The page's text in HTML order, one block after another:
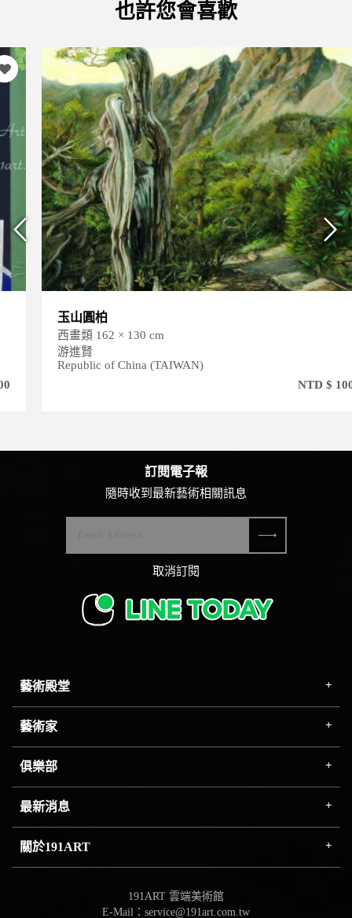
也許您會喜歡
玉山圓柏
西畫類 162 × 130 cm
Republic of China (TAIWAN)
NTD $ 1000000
藝術殿堂
藝術家
俱樂部
最新消息
關於191ART
訂閱電子報
隨時收到最新藝術相關訊息
取消訂閱
191ART 雲端美術館
E-Mail：service@191art.com.tw